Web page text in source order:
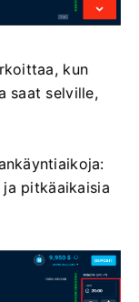
kun
saat selville,
pitkäaikaisia